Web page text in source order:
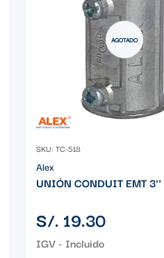
AGOTADO
SKU: TC-518
Alex
UNIÓN CONDUIT EMT 3''
Precio
regular
S/. 19.30